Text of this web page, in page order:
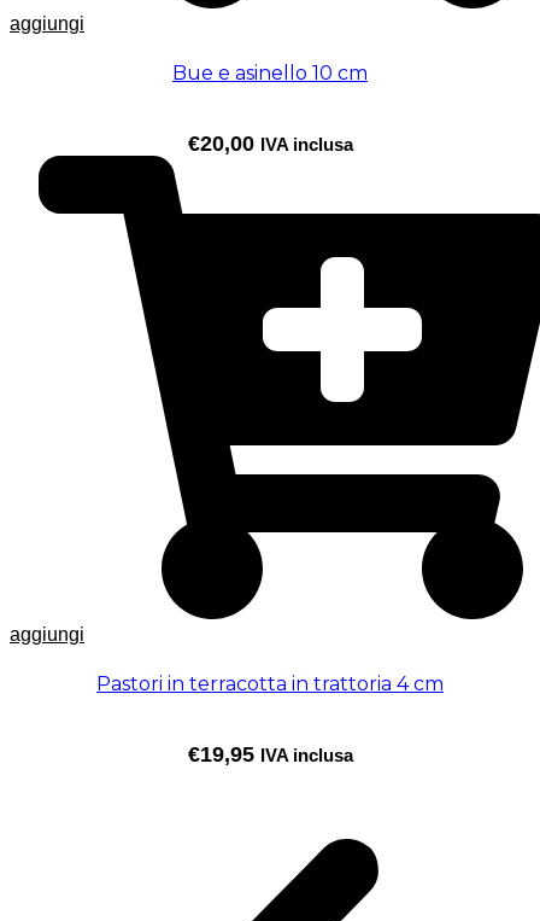
aggiungi
Bue e asinello 10 cm
€20,00 IVA inclusa
aggiungi
Pastori in terracotta in trattoria 4 cm
€19,95 IVA inclusa